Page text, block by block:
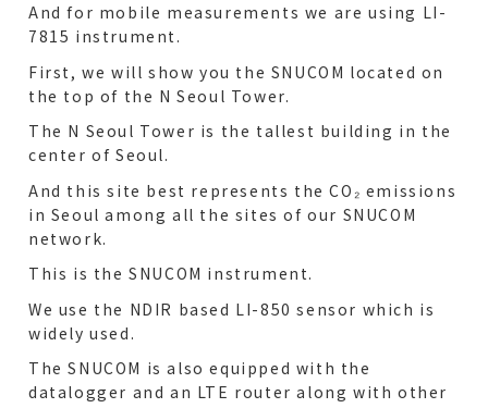
And for mobile measurements we are using LI-
7815 instrument.
First, we will show you the SNUCOM located on
the top of the N Seoul Tower.
The N Seoul Tower is the tallest building in the
center of Seoul.
And this site best represents the CO₂ emissions
in Seoul among all the sites of our SNUCOM
network.
This is the SNUCOM instrument.
We use the NDIR based LI-850 sensor which is
widely used.
The SNUCOM is also equipped with the
datalogger and an LTE router along with other